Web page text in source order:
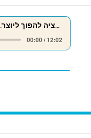
מדיטציה להפוך ליוצר.ת מציאות
00:00 / 12:02